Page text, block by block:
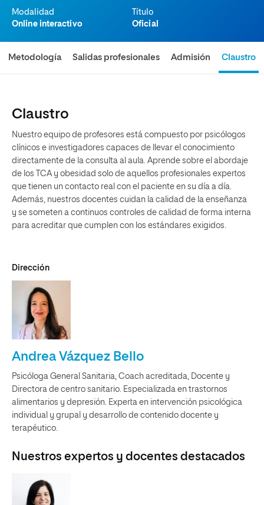
Modalidad
Online interactivo
Título
Oficial
Metodología Salidas profesionales Admisión Claustro
Claustro
Nuestro equipo de profesores está compuesto por psicólogos
clínicos e investigadores capaces de llevar el conocimiento
directamente de la consulta al aula. Aprende sobre el abordaje
de los TCA y obesidad solo de aquellos profesionales expertos
que tienen un contacto real con el paciente en su día a día.
Además, nuestros docentes cuidan la calidad de la enseñanza
y se someten a continuos controles de calidad de forma interna
para acreditar que cumplen con los estándares exigidos.
Dirección
Andrea Vázquez Bello
Psicóloga General Sanitaria, Coach acreditada, Docente y
Directora de centro sanitario. Especializada en trastornos
alimentarios y depresión. Experta en intervención psicológica
individual y grupal y desarrollo de contenido docente y
terapéutico.
Nuestros expertos y docentes destacados